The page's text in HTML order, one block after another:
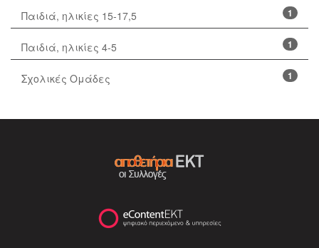
1
Παιδιά, ηλικίες 15-17,5
1
Παιδιά, ηλικίες 4-5
1
Σχολικές Ομάδες